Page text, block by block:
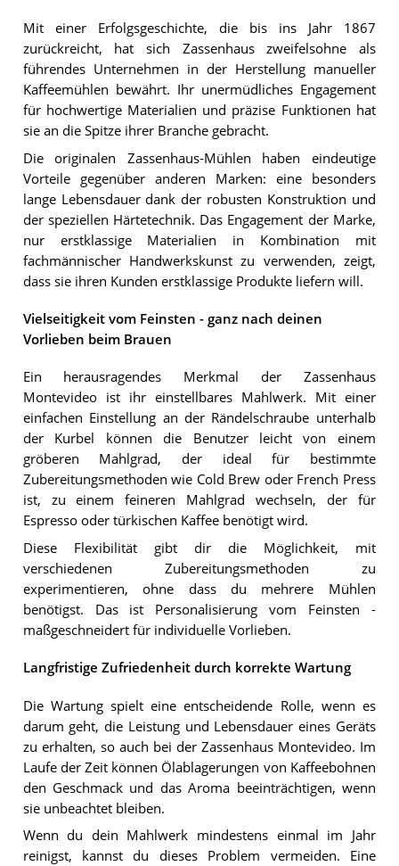
Mit einer Erfolgsgeschichte, die bis ins Jahr 1867
zurückreicht, hat sich Zassenhaus zweifelsohne als
führendes Unternehmen in der Herstellung manueller
Kaffeemühlen bewährt. Ihr unermüdliches Engagement
für hochwertige Materialien und präzise Funktionen hat
sie an die Spitze ihrer Branche gebracht.
Die originalen Zassenhaus-Mühlen haben eindeutige
Vorteile gegenüber anderen Marken: eine besonders
lange Lebensdauer dank der robusten Konstruktion und
der speziellen Härtetechnik. Das Engagement der Marke,
nur erstklassige Materialien in Kombination mit
fachmännischer Handwerkskunst zu verwenden, zeigt,
dass sie ihren Kunden erstklassige Produkte liefern will.
Vielseitigkeit vom Feinsten - ganz nach deinen
Vorlieben beim Brauen
Ein herausragendes Merkmal der Zassenhaus
Montevideo ist ihr einstellbares Mahlwerk. Mit einer
einfachen Einstellung an der Rändelschraube unterhalb
der Kurbel können die Benutzer leicht von einem
gröberen Mahlgrad, der ideal für bestimmte
Zubereitungsmethoden wie Cold Brew oder French Press
ist, zu einem feineren Mahlgrad wechseln, der für
Espresso oder türkischen Kaffee benötigt wird.
Diese Flexibilität gibt dir die Möglichkeit, mit
verschiedenen Zubereitungsmethoden zu
experimentieren, ohne dass du mehrere Mühlen
benötigst. Das ist Personalisierung vom Feinsten -
maßgeschneidert für individuelle Vorlieben.
Langfristige Zufriedenheit durch korrekte Wartung
Die Wartung spielt eine entscheidende Rolle, wenn es
darum geht, die Leistung und Lebensdauer eines Geräts
zu erhalten, so auch bei der Zassenhaus Montevideo. Im
Laufe der Zeit können Ölablagerungen von Kaffeebohnen
den Geschmack und das Aroma beeinträchtigen, wenn
sie unbeachtet bleiben.
Wenn du dein Mahlwerk mindestens einmal im Jahr
reinigst, kannst du dieses Problem vermeiden. Eine